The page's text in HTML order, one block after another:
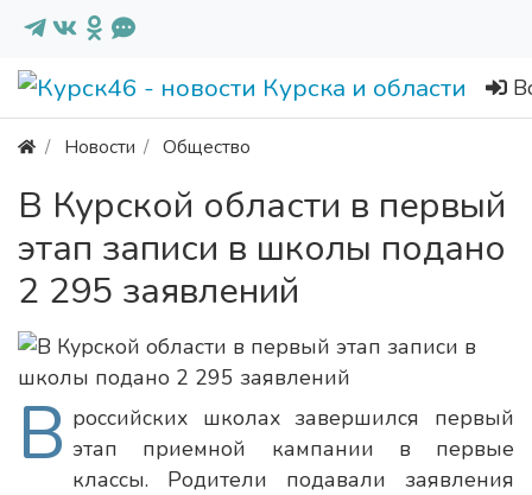
Новости Общество
В Курской области в первый
этап записи в школы подано
2 295 заявлений
В российских школах завершился первый
этап приемной кампании в первые
классы. Родители подавали заявления